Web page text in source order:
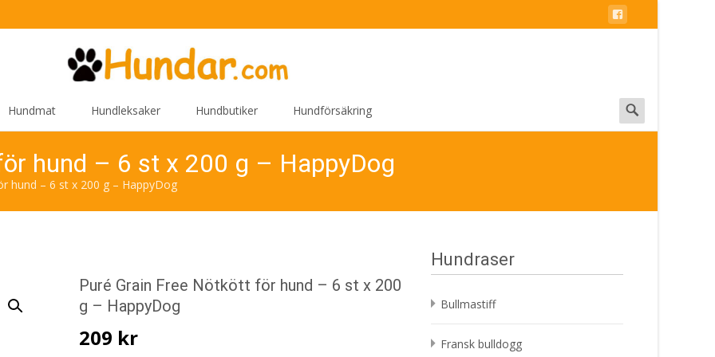
Hundmat Hundleksaker Hundbutiker Hundförsäkring
Search
for:
hund – 6 st x 200 g – HappyDog
hund – 6 st x 200 g – HappyDog
Puré Grain Free Nötkött för hund – 6 st x 200
g – HappyDog
209 kr
Hundraser
Bullmastiff
Fransk bulldogg